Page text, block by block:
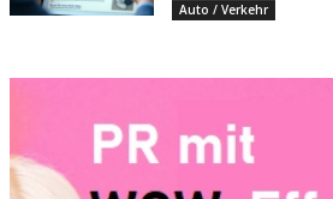
Auto / Verkehr